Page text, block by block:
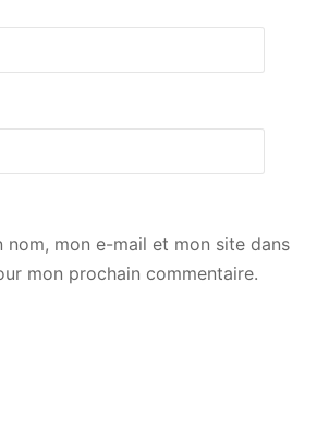
nom, mon e-mail et mon site dans
mon prochain commentaire.